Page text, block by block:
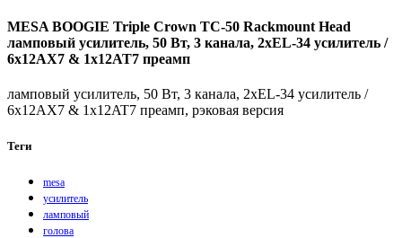
MESA BOOGIE Triple Crown TC-50 Rackmount Head
ламповый усилитель, 50 Вт, 3 канала, 2xEL-34 усилитель /
6x12AX7 & 1x12AT7 преамп
ламповый усилитель, 50 Вт, 3 канала, 2xEL-34 усилитель /
6x12AX7 & 1x12AT7 преамп, рэковая версия
Теги
mesa
усилитель
ламповый
голова